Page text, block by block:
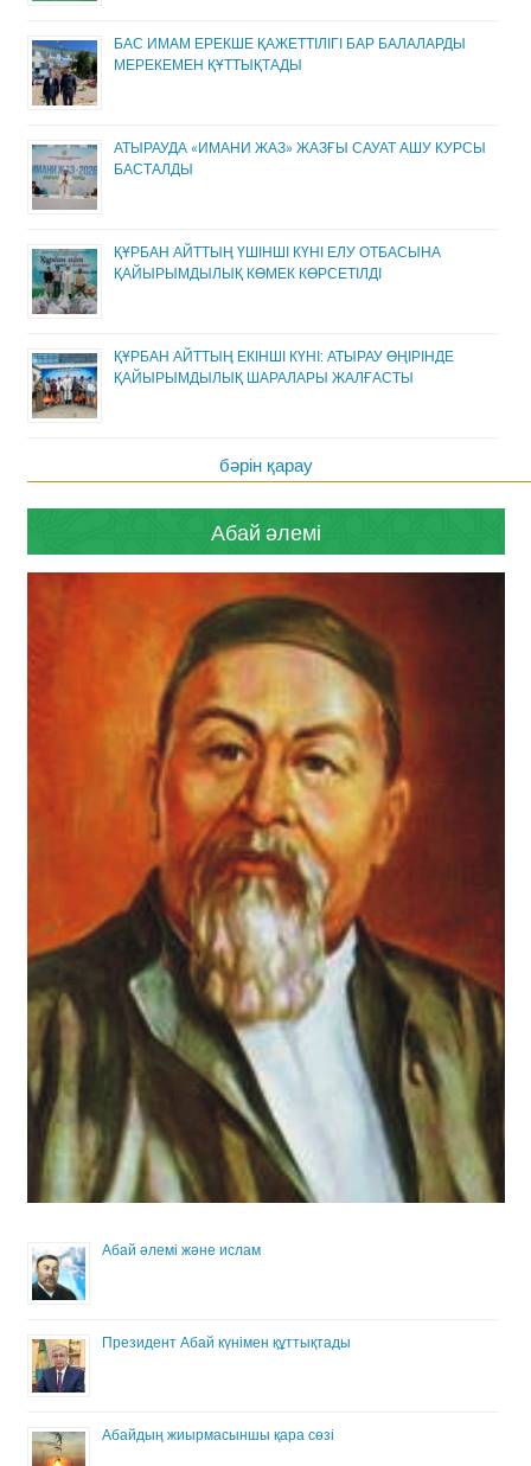
БАС ИМАМ ЕРЕКШЕ ҚАЖЕТТІЛІГІ БАР БАЛАЛАРДЫ
МЕРЕКЕМЕН ҚҰТТЫҚТАДЫ
АТЫРАУДА «ИМАНИ ЖАЗ» ЖАЗҒЫ САУАТ АШУ КУРСЫ
БАСТАЛДЫ
ҚҰРБАН АЙТТЫҢ ҮШІНШІ КҮНІ ЕЛУ ОТБАСЫНА
ҚАЙЫРЫМДЫЛЫҚ КӨМЕК КӨРСЕТІЛДІ
ҚҰРБАН АЙТТЫҢ ЕКІНШІ КҮНІ: АТЫРАУ ӨҢІРІНДЕ
ҚАЙЫРЫМДЫЛЫҚ ШАРАЛАРЫ ЖАЛҒАСТЫ
бәрін қарау
Абай әлемі
Абай әлемі және ислам
Президент Абай күнімен құттықтады
Абайдың жиырмасыншы қара сөзі